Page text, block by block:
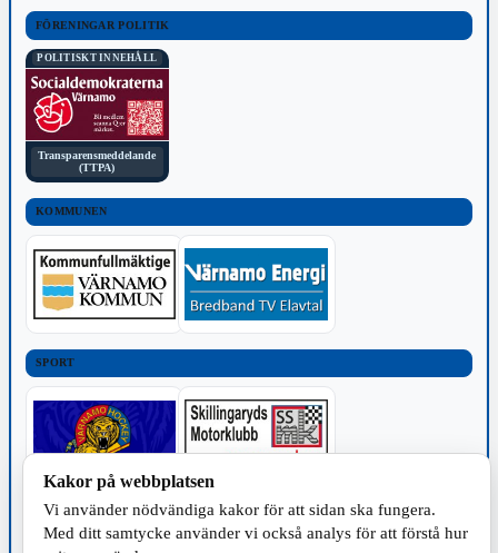
FÖRENINGAR POLITIK
POLITISKT INNEHÅLL
Transparensmeddelande
(TTPA)
KOMMUNEN
SPORT
TILLVERKNING
Kakor på webbplatsen
Vi använder nödvändiga kakor för att sidan ska fungera.
Med ditt samtycke använder vi också analys för att förstå hur